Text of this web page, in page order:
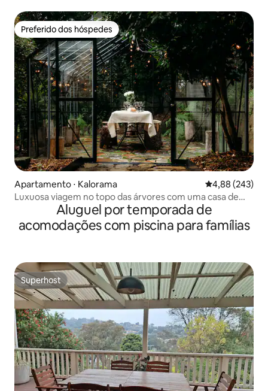
Preferido dos hóspedes
Preferido dos hóspedes
Apartamento ⋅ Kalorama 4,88 de uma
4,88 (243)
Luxuosa viagem no topo das árvores com uma casa de
Aluguel por temporada de
acomodações com piscina para famílias
Superhost
Superhost